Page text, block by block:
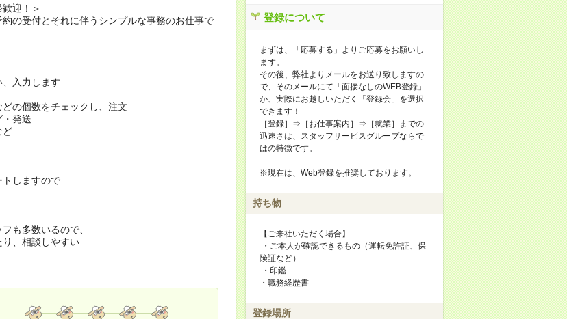
迎！＞
の受付とそれに伴うシンプルな事務のお仕事で
入力します
の個数をチェックし、注文
発送
ど
しますので
も多数いるので、
、相談しやすい
登録について
まずは、「応募する」よりご応募をお願いし
ます。
その後、弊社よりメールをお送り致しますの
で、そのメールにて「面接なしのWEB登録」
か、実際にお越しいただく「登録会」を選択
できます！
［登録］⇒［お仕事案内］⇒［就業］までの
迅速さは、スタッフサービスグループならで
はの特徴です。
※現在は、Web登録を推奨しております。
持ち物
【ご来社いただく場合】
・ご本人が確認できるもの（運転免許証、保
険証など）
・印鑑
・職務経歴書
登録場所